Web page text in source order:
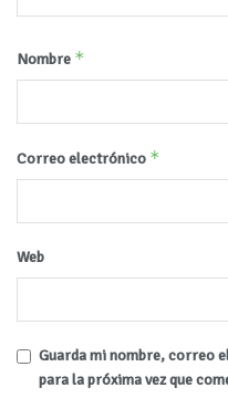
Nombre *
Correo electrónico *
Web
Guarda mi nombre, correo
para la próxima vez que